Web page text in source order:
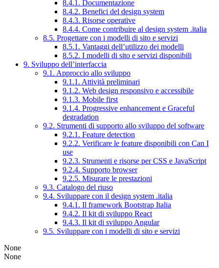
8.4.1. Documentazione
8.4.2. Benefici del design system
8.4.3. Risorse operative
8.4.4. Come contribuire al design system .italia
8.5. Progettare con i modelli di sito e servizi
8.5.1. Vantaggi dell’utilizzo dei modelli
8.5.2. I modelli di sito e servizi disponibili
9. Sviluppo dell’interfaccia
9.1. Approccio allo sviluppo
9.1.1. Attività preliminari
9.1.2. Web design responsivo e accessibile
9.1.3. Mobile first
9.1.4. Progressive enhancement e Graceful
degradation
9.2. Strumenti di supporto allo sviluppo del software
9.2.1. Feature detection
9.2.2. Verificare le feature disponibili con Can I
use
9.2.3. Strumenti e risorse per CSS e JavaScript
9.2.4. Supporto browser
9.2.5. Misurare le prestazioni
9.3. Catalogo del riuso
9.4. Sviluppare con il design system .italia
9.4.1. Il framework Bootstrap Italia
9.4.2. Il kit di sviluppo React
9.4.3. Il kit di sviluppo Angular
9.5. Sviluppare con i modelli di sito e servizi
None
None